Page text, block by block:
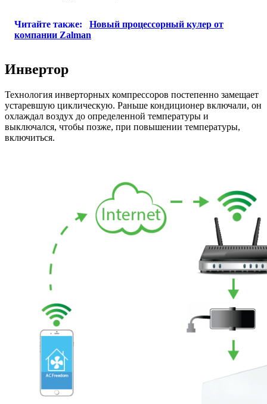
Читайте также:
Новый процессорный кулер от
компании Zalman
Инвертор
Технология инверторных компрессоров постепенно замещает
устаревшую циклическую. Раньше кондиционер включали, он
охлаждал воздух до определенной температуры и
выключался, чтобы позже, при повышении температуры,
включиться.